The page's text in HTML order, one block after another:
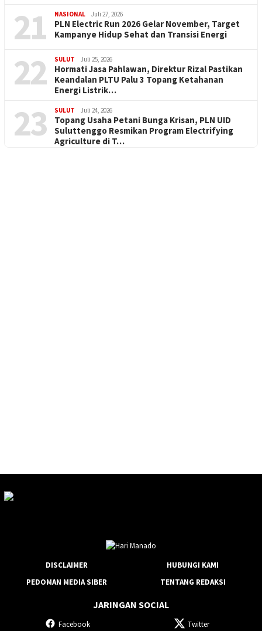
21 NASIONAL Juli 27, 2026
PLN Electric Run 2026 Gelar November, Target
Kampanye Hidup Sehat dan Transisi Energi
22 SULUT Juli 25, 2026
Hormati Jasa Pahlawan, Direktur Rizal Pastikan
Keandalan PLTU Palu 3 Topang Ketahanan
Energi Listrik…
23 SULUT Juli 24, 2026
Topang Usaha Petani Bunga Krisan, PLN UID
Suluttenggo Resmikan Program Electrifying
Agriculture di T…
DISCLAIMER
HUBUNGI KAMI
PEDOMAN MEDIA SIBER
TENTANG REDAKSI
JARINGAN SOCIAL
Facebook Twitter